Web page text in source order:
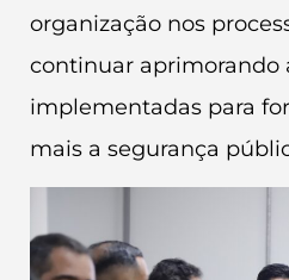
organização nos
continuar aprimorando
implementadas para
mais a segurança